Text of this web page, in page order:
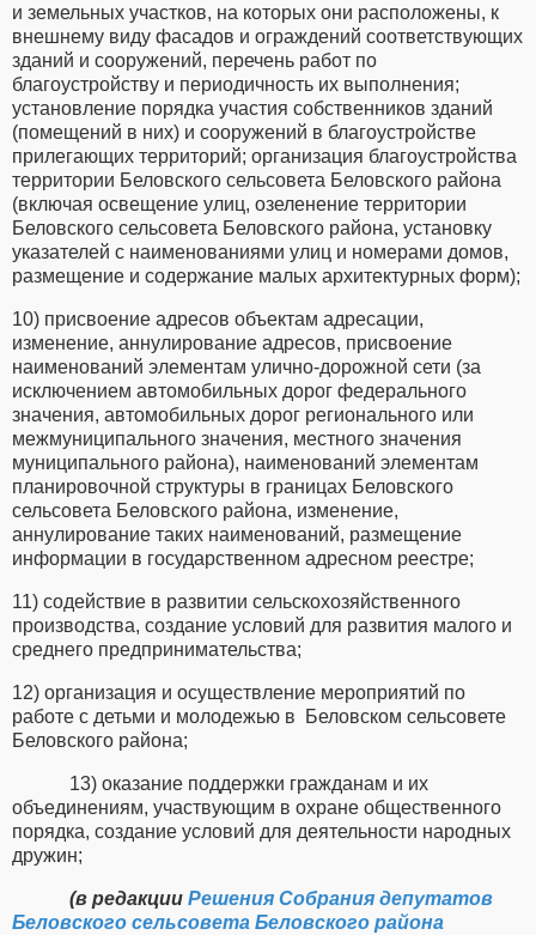
и земельных участков, на которых они расположены, к
внешнему виду фасадов и ограждений соответствующих
зданий и сооружений, перечень работ по
благоустройству и периодичность их выполнения;
установление порядка участия собственников зданий
(помещений в них) и сооружений в благоустройстве
прилегающих территорий; организация благоустройства
территории Беловского сельсовета Беловского района
(включая освещение улиц, озеленение территории
Беловского сельсовета Беловского района, установку
указателей с наименованиями улиц и номерами домов,
размещение и содержание малых архитектурных форм);
10) присвоение адресов объектам адресации,
изменение, аннулирование адресов, присвоение
наименований элементам улично-дорожной сети (за
исключением автомобильных дорог федерального
значения, автомобильных дорог регионального или
межмуниципального значения, местного значения
муниципального района), наименований элементам
планировочной структуры в границах Беловского
сельсовета Беловского района, изменение,
аннулирование таких наименований, размещение
информации в государственном адресном реестре;
11) содействие в развитии сельскохозяйственного
производства, создание условий для развития малого и
среднего предпринимательства;
12) организация и осуществление мероприятий по
работе с детьми и молодежью в
Беловском сельсовете
Беловского района;
13) оказание поддержки гражданам и их
объединениям, участвующим в охране общественного
порядка, создание условий для деятельности народных
дружин;
(в редакции Решения Собрания депутатов
Беловского сельсовета Беловского района